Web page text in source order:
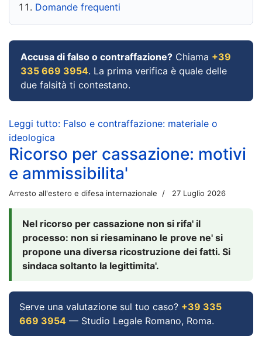
Domande frequenti
Accusa di falso o contraffazione? Chiama +39
335 669 3954. La prima verifica è quale delle
due falsità ti contestano.
Leggi tutto: Falso e contraffazione: materiale o
ideologica
Ricorso per cassazione: motivi
e ammissibilita'
Arresto all'estero e difesa internazionale 27 Luglio 2026
Nel ricorso per cassazione non si rifa' il
processo: non si riesaminano le prove ne' si
propone una diversa ricostruzione dei fatti. Si
sindaca soltanto la legittimita'.
Serve una valutazione sul tuo caso? +39 335
669 3954 — Studio Legale Romano, Roma.